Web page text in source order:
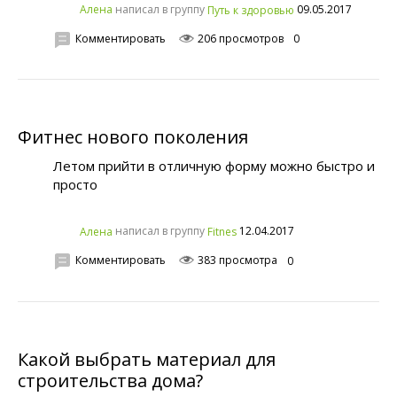
Алена написал в группу Путь к здоровью 09.05.2017
Комментировать
206 просмотров 0
Фитнес нового поколения
Летом прийти в отличную форму можно быстро и
просто
Алена написал в группу Fitnes 12.04.2017
Комментировать
383 просмотра 0
Какой выбрать материал для
строительства дома?